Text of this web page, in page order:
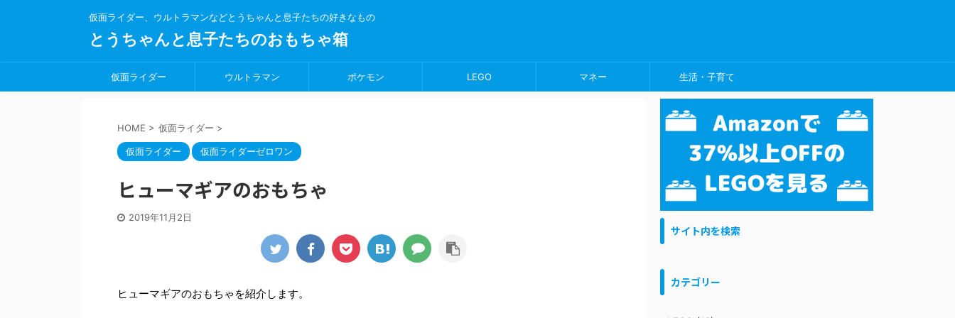
仮面ライダー、ウルトラマンなどとうちゃんと息子たちの好きなもの
とうちゃんと息子たちのおもちゃ箱
仮面ライダー ウルトラマン ポケモン LEGO マネー 生活・子育て
HOME > 仮面ライダー >
仮面ライダー 仮面ライダーゼロワン
ヒューマギアのおもちゃ
2019年11月2日
ヒューマギアのおもちゃを紹介します。
サイト内を検索
カテゴリー